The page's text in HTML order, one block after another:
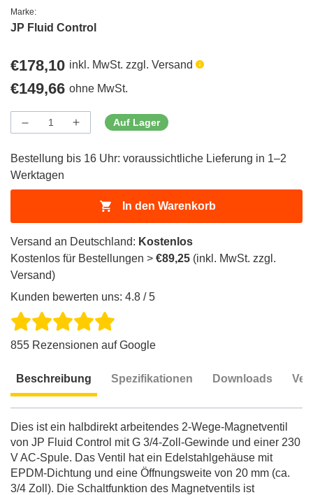
Marke:
JP Fluid Control
Regulärer
Preis
€178,10 inkl. MwSt. zzgl. Versand
Regulärer
Preis
€149,66 ohne MwSt.
Menge
Menge
verringern
ProductDrop
Menge
erhöhen
ProductDrop
Auf Lager
Bestellung bis 16 Uhr: voraussichtliche Lieferung in 1–2
Werktagen
In den Warenkorb
Versand an Deutschland: Kostenlos
Kostenlos für Bestellungen > €89,25 (inkl. MwSt. zzgl.
Versand)
Kunden bewerten uns: 4.8 / 5
855 Rezensionen auf Google
Beschreibung Spezifikationen Downloads
Dies ist ein halbdirekt arbeitendes 2-Wege-Magnetventil
von JP Fluid Control mit G 3/4-Zoll-Gewinde und einer 230
V AC-Spule. Das Ventil hat ein Edelstahlgehäuse mit
EPDM-Dichtung und eine Öffnungsweite von 20 mm (ca.
3/4 Zoll). Die Schaltfunktion des Magnetventils ist